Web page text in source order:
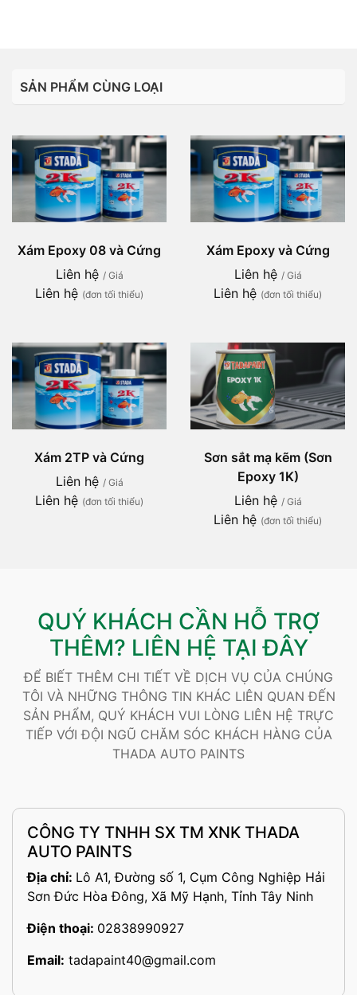
SẢN PHẨM CÙNG LOẠI
Xám Epoxy 08 và Cứng
Liên hệ / Giá
Liên hệ (đơn tối thiểu)
Xám Epoxy và Cứng
Liên hệ / Giá
Liên hệ (đơn tối thiểu)
Xám 2TP và Cứng
Liên hệ / Giá
Liên hệ (đơn tối thiểu)
Sơn sắt mạ kẽm (Sơn
Epoxy 1K)
Liên hệ / Giá
Liên hệ (đơn tối thiểu)
QUÝ KHÁCH CẦN HỖ TRỢ
THÊM? LIÊN HỆ TẠI ĐÂY
ĐỂ BIẾT THÊM CHI TIẾT VỀ DỊCH VỤ CỦA CHÚNG
TÔI VÀ NHỮNG THÔNG TIN KHÁC LIÊN QUAN ĐẾN
SẢN PHẨM, QUÝ KHÁCH VUI LÒNG LIÊN HỆ TRỰC
TIẾP VỚI ĐỘI NGŨ CHĂM SÓC KHÁCH HÀNG CỦA
THADA AUTO PAINTS
CÔNG TY TNHH SX TM XNK THADA
AUTO PAINTS
Địa chỉ: Lô A1, Đường số 1, Cụm Công Nghiệp Hải
Sơn Đức Hòa Đông, Xã Mỹ Hạnh, Tỉnh Tây Ninh
Điện thoại: 02838990927
Email: tadapaint40@gmail.com